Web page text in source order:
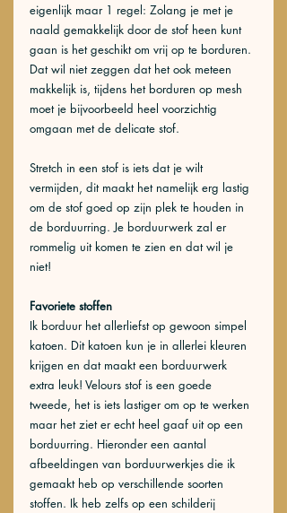
eigenlijk maar 1 regel: Zolang je met je
naald gemakkelijk door de stof heen kunt
gaan is het geschikt om vrij op te borduren.
Dat wil niet zeggen dat het ook meteen
makkelijk is, tijdens het borduren op mesh
moet je bijvoorbeeld heel voorzichtig
omgaan met de delicate stof.
Stretch in een stof is iets dat je wilt
vermijden, dit maakt het namelijk erg lastig
om de stof goed op zijn plek te houden in
de borduurring. Je borduurwerk zal er
rommelig uit komen te zien en dat wil je
niet!
Favoriete stoffen
Ik borduur het allerliefst op gewoon simpel
katoen. Dit katoen kun je in allerlei kleuren
krijgen en dat maakt een borduurwerk
extra leuk! Velours stof is een goede
tweede, het is iets lastiger om op te werken
maar het ziet er echt heel gaaf uit op een
borduurring. Hieronder een aantal
afbeeldingen van borduurwerkjes die ik
gemaakt heb op verschillende soorten
stoffen. Ik heb zelfs op een schilderij